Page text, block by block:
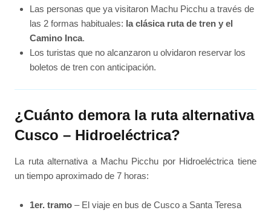
Las personas que ya visitaron Machu Picchu a través de
las 2 formas habituales: la clásica ruta de tren y el
Camino Inca.
Los turistas que no alcanzaron u olvidaron reservar los
boletos de tren con anticipación.
¿Cuánto demora la ruta alternativa
Cusco – Hidroeléctrica?
La ruta alternativa a Machu Picchu por Hidroeléctrica tiene
un tiempo aproximado de 7 horas:
1er. tramo– El viaje en bus de Cusco a Santa Teresa